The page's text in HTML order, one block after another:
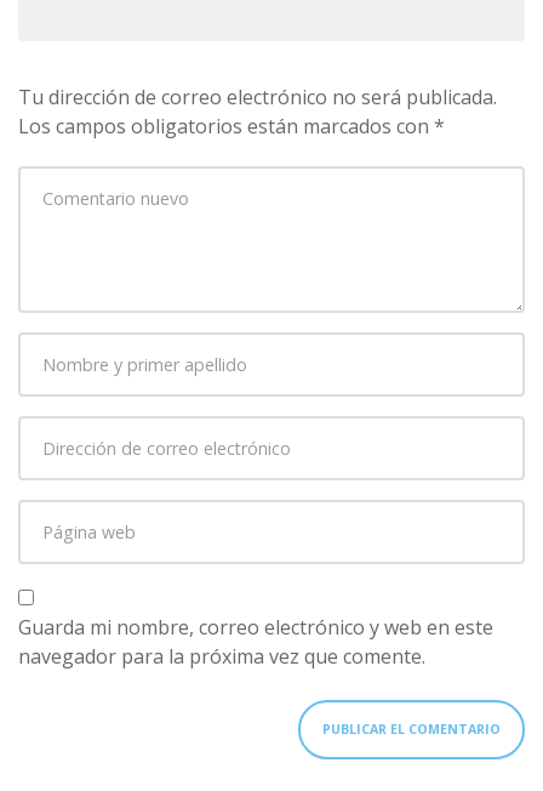
Tu dirección de correo electrónico no será publicada.
Los campos obligatorios están marcados con *
comentario*
primer
correo
web
Guarda mi nombre, correo electrónico y web en este
navegador para la próxima vez que comente.